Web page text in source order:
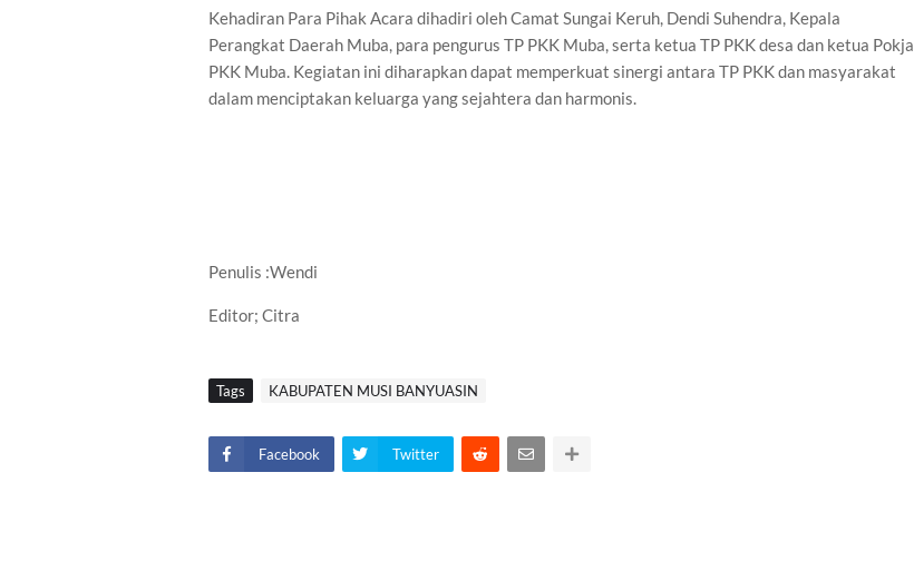
Kehadiran Para Pihak Acara dihadiri oleh Camat Sungai Keruh, Dendi Suhendra, Kepala
Perangkat Daerah Muba, para pengurus TP PKK Muba, serta ketua TP PKK desa dan ketua Pokja
PKK Muba. Kegiatan ini diharapkan dapat memperkuat sinergi antara TP PKK dan masyarakat
dalam menciptakan keluarga yang sejahtera dan harmonis.
Penulis :Wendi
Editor; Citra
Tags KABUPATEN MUSI BANYUASIN
Facebook Twitter